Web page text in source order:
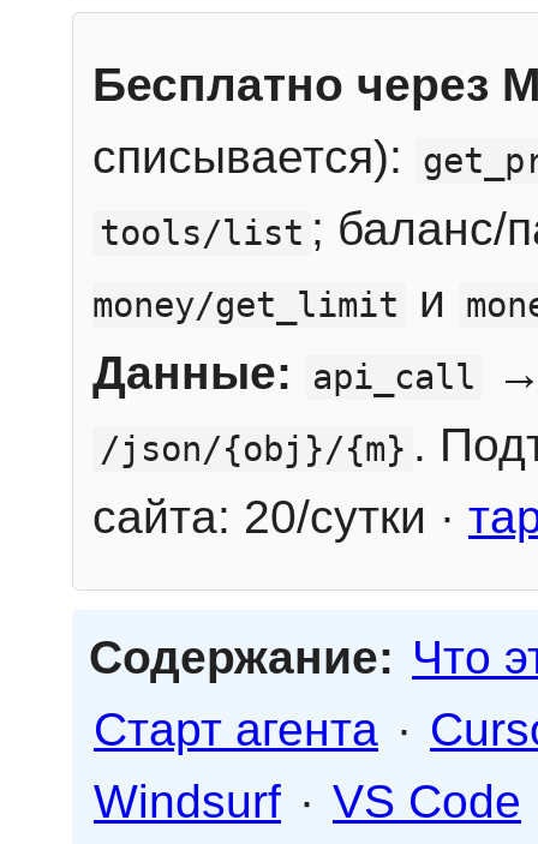
Бесплатно через
списывается):
tools/list ; баланс/
money/get_limit и
Данные: api_call
/json/{obj}/{m} .
сайта: 20/сутки ·
Содержание: Что
Старт агента ·
Windsurf · VS Code